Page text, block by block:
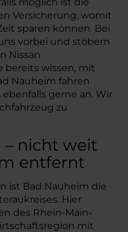
Versicherung, womit
sparen können. Bei
vorbei und stöbern
Nissan
bereits wissen, mit
Nauheim fahren
gerne an. Wir
zu
– nicht weit
entfernt
ist Bad Nauheim die
Hier
des Rhein-Main-
mit